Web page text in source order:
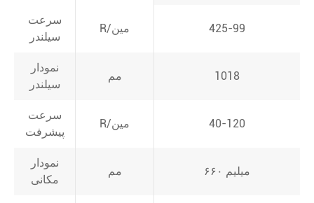
سرعت
سیلندر
R/مین 425-99
نمودار
سیلندر
مم 1018
سرعت
پیشرفت
R/مین 40-120
نمودار
مکانی
مم ۶۶۰ میلیم